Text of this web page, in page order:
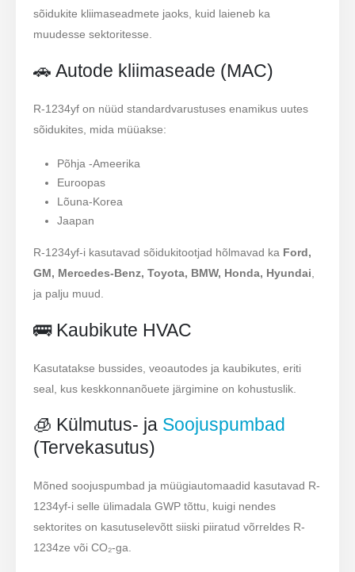
sõidukite kliimaseadmete jaoks, kuid laieneb ka
muudesse sektoritesse.
🚗 Autode kliimaseade (MAC)
R-1234yf on nüüd standardvarustuses enamikus uutes
sõidukites, mida müüakse:
Põhja -Ameerika
Euroopas
Lõuna-Korea
Jaapan
R-1234yf-i kasutavad sõidukitootjad hõlmavad ka Ford,
GM, Mercedes-Benz, Toyota, BMW, Honda, Hyundai,
ja palju muud.
🚌 Kaubikute HVAC
Kasutatakse bussides, veoautodes ja kaubikutes, eriti
seal, kus keskkonnanõuete järgimine on kohustuslik.
🧊 Külmutus- ja Soojuspumbad
(Tervekasutus)
Mõned soojuspumbad ja müügiautomaadid kasutavad R-
1234yf-i selle ülimadala GWP tõttu, kuigi nendes
sektorites on kasutuselevõtt siiski piiratud võrreldes R-
1234ze või CO₂-ga.